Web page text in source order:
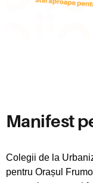
Manifest
Colegii de la
pentru Orașul